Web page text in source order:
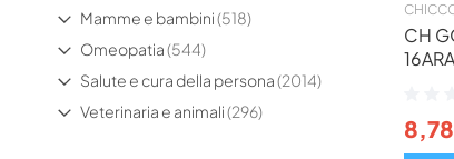
CH
Mamme e bambini 518
elementi
Omeopatia 544
elementi
Salute e cura della persona 2014
elementi
Veterinaria e animali 296
elementi